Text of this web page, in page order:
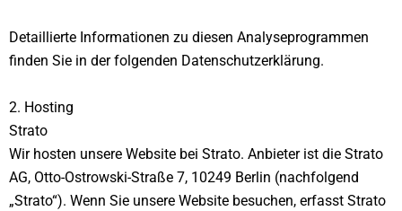
Detaillierte Informationen zu diesen Analyseprogrammen
finden Sie in der folgenden Datenschutzerklärung.
2. Hosting
Strato
Wir hosten unsere Website bei Strato. Anbieter ist die Strato
AG, Otto-Ostrowski-Straße 7, 10249 Berlin (nachfolgend
„Strato“). Wenn Sie unsere Website besuchen, erfasst Strato